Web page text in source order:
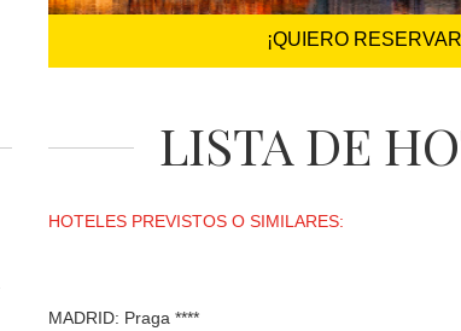
¡QUIERO
LISTA DE
HOTELES PREVISTOS O SIMILARES:
MADRID: Praga ****